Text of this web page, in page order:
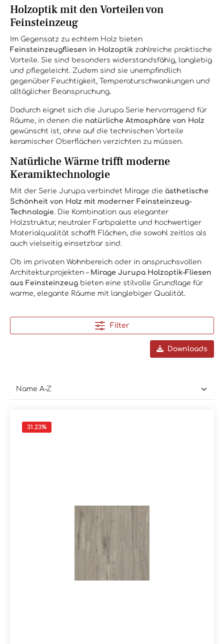
Holzoptik mit den Vorteilen von
Feinsteinzeug
Im Gegensatz zu echtem Holz bieten
Feinsteinzeugfliesen in Holzoptik zahlreiche praktische
Vorteile. Sie sind besonders widerstandsfähig, langlebig
und pflegeleicht. Zudem sind sie unempfindlich
gegenüber Feuchtigkeit, Temperaturschwankungen und
alltäglicher Beanspruchung.
Dadurch eignet sich die Jurupa Serie hervorragend für
Räume, in denen die natürliche Atmosphäre von Holz
gewünscht ist, ohne auf die technischen Vorteile
keramischer Oberflächen verzichten zu müssen.
Natürliche Wärme trifft moderne
Keramiktechnologie
Mit der Serie Jurupa verbindet Mirage die ästhetische
Schönheit von Holz mit moderner Feinsteinzeug-
Technologie. Die Kombination aus eleganter
Holzstruktur, neutraler Farbpalette und hochwertiger
Materialqualität schafft Flächen, die sowohl zeitlos als
auch vielseitig einsetzbar sind.
Ob im privaten Wohnbereich oder in anspruchsvollen
Architekturprojekten – Mirage Jurupa Holzoptik-Fliesen
aus Feinsteinzeug bieten eine stilvolle Grundlage für
warme, elegante Räume mit langlebiger Qualität.
Filter
Downloads
31.23%